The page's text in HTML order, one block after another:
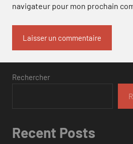
navigateur pour mon prochain
Rechercher
Recent Posts